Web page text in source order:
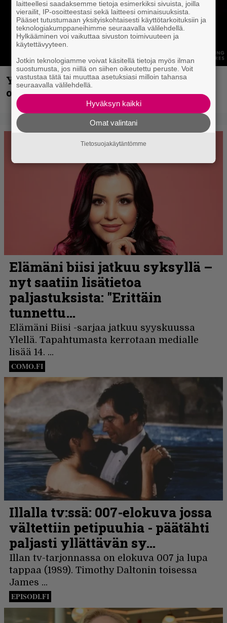
Yngwie Malmsteen iskee jälleen – Now
or Never -single tulevalta levyltä julki
laitteellesi saadaksemme tietoja esimerkiksi sivuista, joilla
vierailit, IP-osoitteestasi sekä laitteesi ominaisuuksista.
Pääset tutustumaan yksityiskohtaisesti käyttötarkoituksiin ja
teknologiakumppaneihimme seuraavalla välilehdellä.
Hylkääminen voi vaikuttaa sivuston toimivuuteen ja
käytettävyyteen.
Jotkin teknologiamme voivat käsitellä tietoja myös ilman
suostumusta, jos niillä on siihen oikeutettu peruste. Voit
vastustaa tätä tai muuttaa asetuksiasi milloin tahansa
seuraavalla välilehdellä.
Hyväksyn kaikki
Omat valintani
Tietosuojakäytäntömme